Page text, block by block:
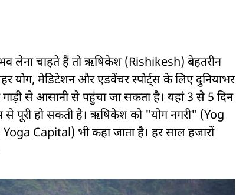
लेना चाहते हैं तो ऋषिकेश (Rishikesh) बेहतरीन
योग, मेडिटेशन और एडवेंचर स्पोर्ट्स के लिए दुनियाभर
गाड़ी से आसानी से पहुंचा जा सकता है। यहां 3 से 5 दिन
पूरी हो सकती है। ऋषिकेश को "योग नगरी" (Yog
Capital) भी कहा जाता है। हर साल हजारों